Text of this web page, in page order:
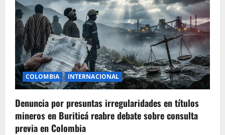
a
t
i
o
n
COLOMBIA INTERNACIONAL
Denuncia por presuntas irregularidades en títulos
mineros en Buriticá reabre debate sobre consulta
previa en Colombia